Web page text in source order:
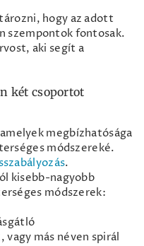
hogy az adott
szempontok fontosak.
aki segít a
két csoportot
megbízhatósága
módszereké.
.
kisebb-nagyobb
módszerek:
vagy más néven spirál